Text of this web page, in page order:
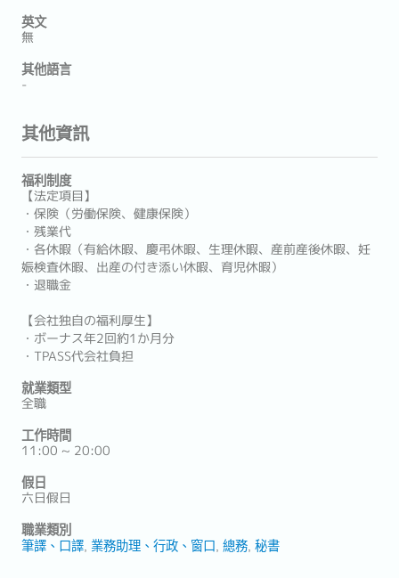
英文
無
其他語言
-
其他資訊
福利制度
【法定項目】
・保険（労働保険、健康保険）
・残業代
・各休暇（有給休暇、慶弔休暇、生理休暇、産前産後休暇、妊
娠検査休暇、出産の付き添い休暇、育児休暇）
・退職金
【会社独自の福利厚生】
・ボーナス年2回約1か月分
・TPASS代会社負担
就業類型
全職
工作時間
11:00 ~ 20:00
假日
六日假日
職業類別
筆譯、口譯 業務助理、行政、窗口 總務 秘書